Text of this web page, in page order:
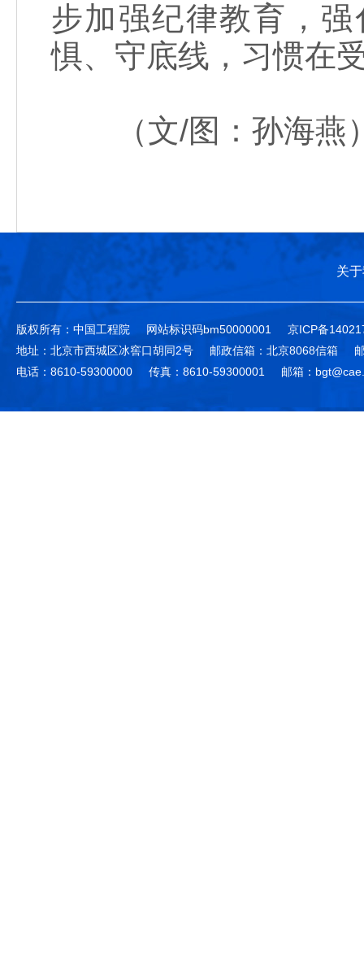
步加强纪律教育，
惧、守底线，习惯在
（文/图：孙海燕
关
版权所有：中国工程院 网站标识码bm50000001
京ICP备
地址：北京市西城区冰窖口胡同2号
邮政信箱：北京8068信箱
电话：8610-59300000
传真：8610-59300001 邮箱：